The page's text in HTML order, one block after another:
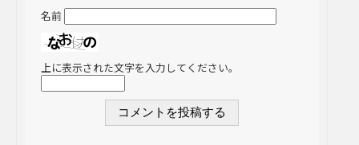
名前
上に表示された文字を入力してください。